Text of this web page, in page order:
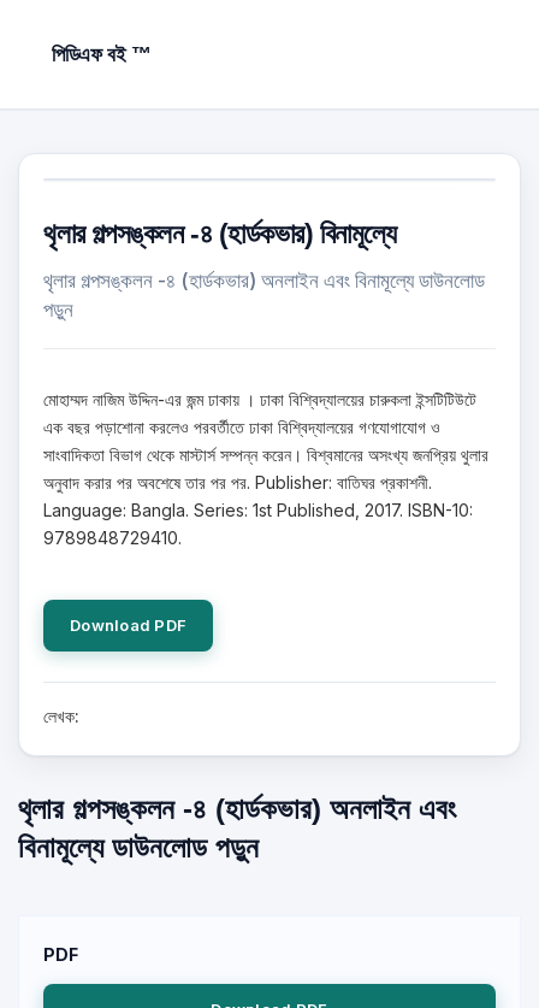
পিডিএফ বই ™
থৃলার গল্পসঙ্কলন -৪ (হার্ডকভার) বিনামূল্যে
থৃলার গল্পসঙ্কলন -৪ (হার্ডকভার) অনলাইন এবং বিনামূল্যে ডাউনলোড
পড়ুন
মোহাম্মদ নাজিম উদ্দিন-এর জন্ম ঢাকায় । ঢাকা বিশ্বিদ্যালয়ের চারুকলা ইন্সটিটিউটে
এক বছর পড়াশোনা করলেও পরবর্তীতে ঢাকা বিশ্বিদ্যালয়ের গণযোগাযোগ ও
সাংবাদিকতা বিভাগ থেকে মাস্টার্স সম্পন্ন করেন। বিশ্বমানের অসংখ্য জনপ্রিয় থুলার
অনুবাদ করার পর অবশেষে তার পর পর. Publisher: বাতিঘর প্রকাশনী.
Language: Bangla. Series: 1st Published, 2017. ISBN-10:
9789848729410.
Download PDF
লেখক:
থৃলার গল্পসঙ্কলন -৪ (হার্ডকভার) অনলাইন এবং
বিনামূল্যে ডাউনলোড পড়ুন
PDF